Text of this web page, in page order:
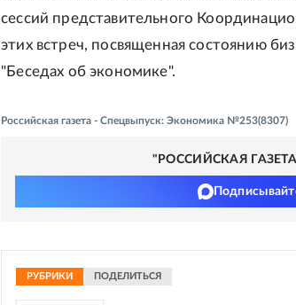
сессий представительного
этих встреч, посвященная состоянию
"Беседах об экономике".
Российская газета - Спецвыпуск: Экономика №253(8307)
"РОССИЙСКАЯ
РУБРИКИ ПОДЕЛИТЬСЯ